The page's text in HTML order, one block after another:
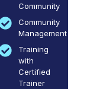
Community
Community
Management
Training
with
Certified
Trainer